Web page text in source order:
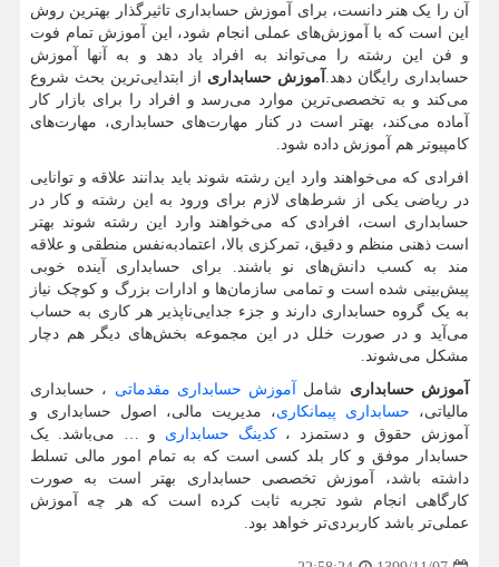
آن را یک هنر دانست، برای آموزش حسابداری تاثیرگذار بهترین روش
این است که با آموزش‌های عملی انجام شود، این آموزش تمام فوت
و فن این رشته را می‌تواند به افراد یاد دهد و به آنها آموزش
حسابداری رایگان دهد.
آموزش حسابداری از ابتدایی‌ترین بحث شروع
می‌کند و به تخصصیترین موارد می‌رسد و افراد را برای بازار کار
آماده می‌کند، بهتر است در کنار مهارت‌های حسابداری، مهارت‌های
کامپیوتر هم آموزش داده شود.
افرادی که می‌خواهند وارد این رشته شوند باید بدانند علاقه و توانایی
در ریاضی یکی از شرط‌های لازم برای ورود به این رشته و کار در
حسابداری است، افرادی که می‌خواهند وارد این رشته شوند بهتر
است ذهنی منظم و دقیق، تمرکزی بالا، اعتمادبه‌نفس منطقی و علاقه
مند به کسب دانش‌های نو باشند. برای حسابداری آینده خوبی
پیش‌بینی شده است و تمامی سازمان‌ها و ادارات بزرگ و کوچک نیاز
به یک گروه حسابداری دارند و جزء جدایی‌ناپذیر هر کاری به حساب
می‌آید و در صورت خلل در این مجموعه بخش‌های دیگر هم دچار
مشکل می‌شوند.
آموزش حسابداری شامل آموزش حسابداری مقدماتی ، حسابداری
مالیاتی، حسابداری پیمانکاری، مدیریت مالی، اصول حسابداری و
آموزش حقوق و دستمزد ،کدینگ حسابداری و … می‌باشد. یک
حسابدار موفق و کار بلد کسی است که به تمام امور مالی تسلط
داشته باشد، آموزش تخصصی حسابداری بهتر است به صورت
کارگاهی انجام شود تجربه ثابت کرده است که هر چه آموزش
عملی‌تر باشد کاربردی‌تر خواهد بود.